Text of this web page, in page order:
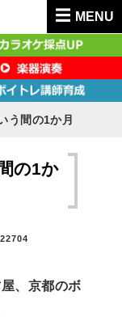
MENU
古屋・京都で
VERY MERRY
）
になれるボイトレ教室｜
う間の1か月
の1か
、京都のボ